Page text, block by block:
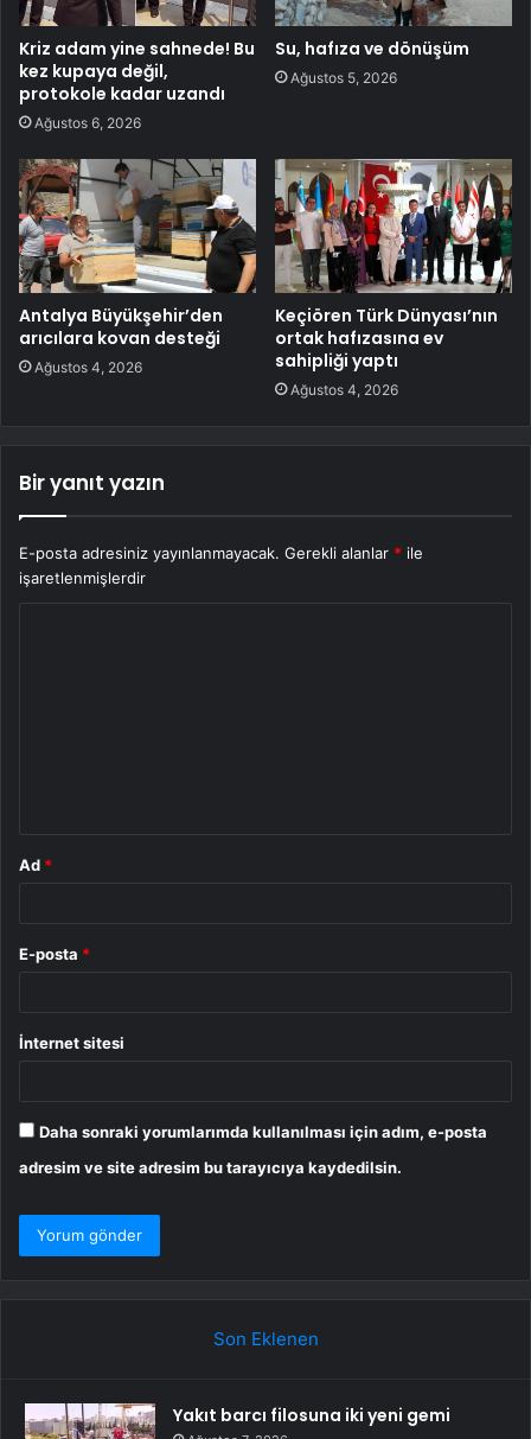
Kriz adam yine sahnede! Bu
kez kupaya değil,
protokole kadar uzandı
Ağustos 6, 2026
Su, hafıza ve dönüşüm
Ağustos 5, 2026
Antalya Büyükşehir’den
arıcılara kovan desteği
Ağustos 4, 2026
Keçiören Türk Dünyası’nın
ortak hafızasına ev
sahipliği yaptı
Ağustos 4, 2026
Bir yanıt yazın
E-posta adresiniz yayınlanmayacak. Gerekli alanlar * ile
işaretlenmişlerdir
Ad *
E-posta *
İnternet sitesi
Daha sonraki yorumlarımda kullanılması için adım, e-posta
adresim ve site adresim bu tarayıcıya kaydedilsin.
Son Eklenen
Yakıt barcı filosuna iki yeni gemi